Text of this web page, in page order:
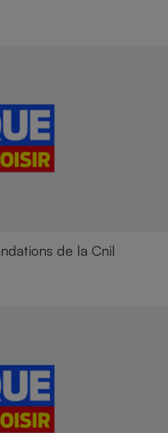
de la Cnil